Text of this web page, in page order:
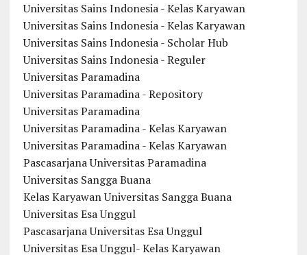
Universitas Sains Indonesia - Kelas Karyawan
Universitas Sains Indonesia - Kelas Karyawan
Universitas Sains Indonesia - Scholar Hub
Universitas Sains Indonesia - Reguler
Universitas Paramadina
Universitas Paramadina - Repository
Universitas Paramadina
Universitas Paramadina - Kelas Karyawan
Universitas Paramadina - Kelas Karyawan
Pascasarjana Universitas Paramadina
Universitas Sangga Buana
Kelas Karyawan Universitas Sangga Buana
Universitas Esa Unggul
Pascasarjana Universitas Esa Unggul
Universitas Esa Unggul- Kelas Karyawan